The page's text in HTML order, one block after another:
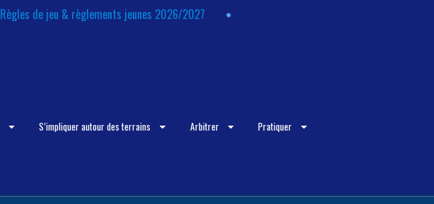
Règles de jeu & règlements jeunes 2026/2027
S’impliquer autour des terrains Arbitrer Pratiquer